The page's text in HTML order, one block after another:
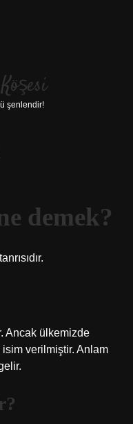
şenlendir!
demek?
Ancak ülkemizde
isim verilmiştir. Anlam